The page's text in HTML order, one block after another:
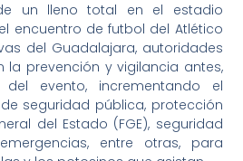
un lleno total en el estadio
encuentro de futbol del Atlético
del Guadalajara, autoridades
la prevención y vigilancia antes,
evento, incrementando el
seguridad pública, protección
del Estado (FGE), seguridad
entre otras, para